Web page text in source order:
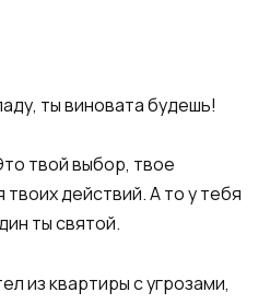
ты виновата будешь!
твой выбор, твое
действий. А то у тебя
ты святой.
из квартиры с угрозами,